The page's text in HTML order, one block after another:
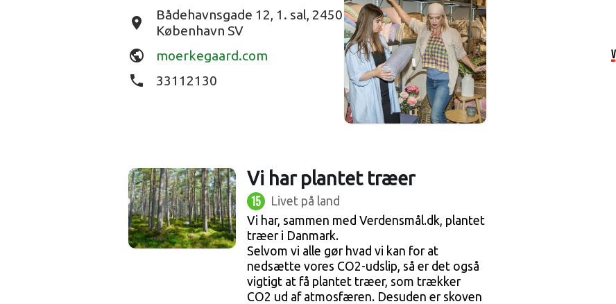
place
Bådehavnsgade 12, 1. sal, 2450
København SV
public moerkegaard.com
phone 33112130
Vi har plantet træer
15
Livet på land
Vi har, sammen med Verdensmål.dk, plantet
træer i Danmark.
Selvom vi alle gør hvad vi kan for at
nedsætte vores CO2-udslip, så er det også
vigtigt at få plantet træer, som trækker
CO2 ud af atmosfæren. Desuden er skoven